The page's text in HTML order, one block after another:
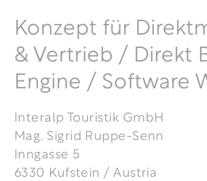
Konzept für
& Vertrieb / Direkt
Engine / Software
Interalp Touristik GmbH
Mag. Sigrid Ruppe-Senn
Inngasse 5
6330 Kufstein / Austria